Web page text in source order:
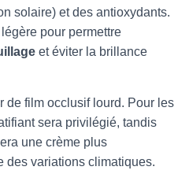
solaire) et des antioxydants.
pour permettre
et éviter la brillance
de film occlusif lourd. Pour les
sera privilégié, tandis
une crème plus
des variations climatiques.